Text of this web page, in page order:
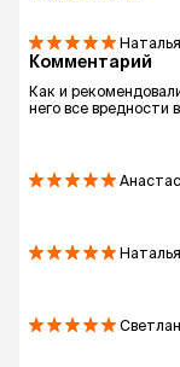
Наталья
Комментарий
Как и
него все вредности
Наталья